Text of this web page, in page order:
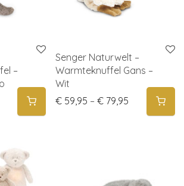
–
Price range: € 34,95 through € 49,95
Senger Naturwelt –
Warmteknuffel Gans –
Wit
€ 59,95 – € 79,95 Price